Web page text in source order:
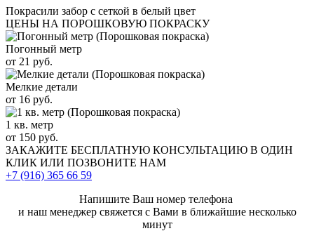
Покрасили забор с сеткой в белый цвет
ЦЕНЫ НА ПОРОШКОВУЮ ПОКРАСКУ
Погонный метр
от 21 руб.
Мелкие детали
от 16 руб.
1 кв. метр
от 150 руб.
ЗАКАЖИТЕ БЕСПЛАТНУЮ КОНСУЛЬТАЦИЮ В ОДИН
КЛИК ИЛИ ПОЗВОНИТЕ НАМ
+7 (916) 365 66 59
Напишите Ваш номер телефона
и наш менеджер свяжется с Вами в ближайшие несколько
минут